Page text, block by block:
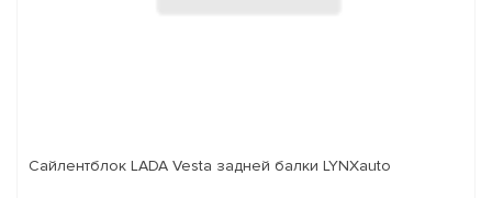
Сайлентблок LADA Vesta задней балки LYNXauto